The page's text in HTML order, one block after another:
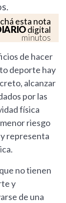
esta nota
digital
minutos
de hacer
deporte hay
alcanzar
por las
física
riesgo
representa
no tienen
y
de una